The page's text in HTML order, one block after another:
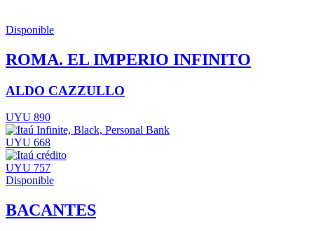
Disponible
ROMA. EL IMPERIO INFINITO
ALDO CAZZULLO
UYU 890
UYU 668
UYU 757
Disponible
BACANTES